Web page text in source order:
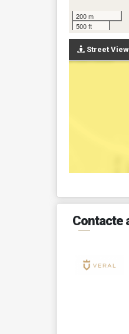
200 m
500 ft
Street View
Contacte